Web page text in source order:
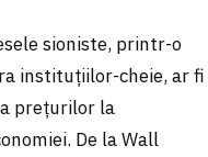
sioniste, printr-o
instituțiilor-cheie, ar fi
prețurilor la
De la Wall